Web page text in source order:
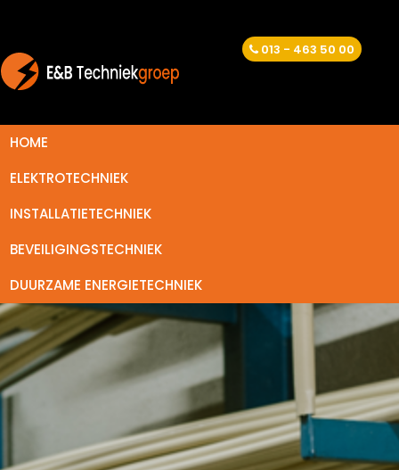
013 - 463 50 00
HOME
ELEKTROTECHNIEK
INSTALLATIETECHNIEK
BEVEILIGINGSTECHNIEK
DUURZAME ENERGIETECHNIEK